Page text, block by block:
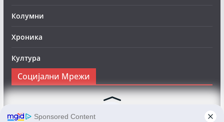
Колумни
Хроника
Култура
Социјални Мрежи